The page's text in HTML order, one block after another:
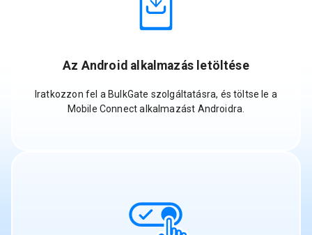
Az Android alkalmazás letöltése
Iratkozzon fel a BulkGate szolgáltatásra, és töltse le a
Mobile Connect alkalmazást Androidra.